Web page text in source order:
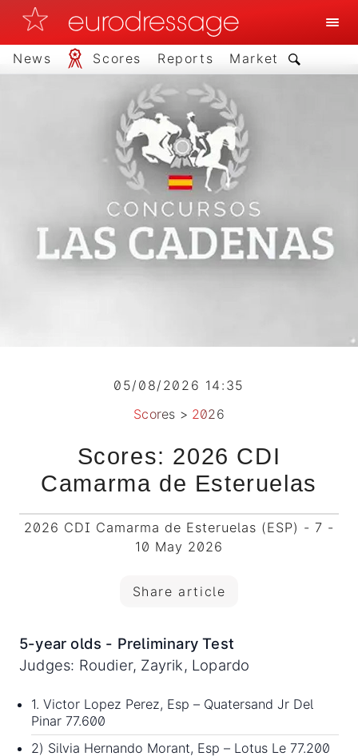
News Scores Reports Market
05/08/2026 14:35
Scores > 2026
Scores: 2026 CDI
Camarma de Esteruelas
2026 CDI Camarma de Esteruelas (ESP) - 7 -
10 May 2026
Share article
5-year olds - Preliminary Test
Judges: Roudier, Zayrik, Lopardo
1. Victor Lopez Perez, Esp – Quatersand Jr Del
Pinar 77.600
2) Silvia Hernando Morant, Esp – Lotus Le 77.200